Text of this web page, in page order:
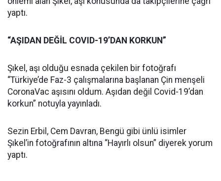
yaptı.
“AŞIDAN DEĞİL COVID-19’DAN KORKUN”
Şıkel, aşı olduğu esnada çekilen bir fotoğrafı
“Türkiye’de Faz-3 çalışmalarına başlanan Çin menşeli
CoronaVac aşısını oldum. Aşıdan değil Covid-19’dan
korkun” notuyla yayınladı.
Sezin Erbil, Cem Davran, Bengü gibi ünlü isimler
Şıkel’in fotoğrafının altına “Hayırlı olsun” diyerek yorum
yaptı.